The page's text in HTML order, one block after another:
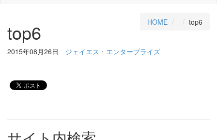
top6 HOME top6
2015年08月26日 ジェイエス・エンタープライズ